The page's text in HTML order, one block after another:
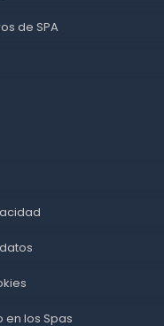
de SPA
en los Spas